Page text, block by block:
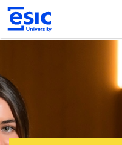
Pasar
contenido
principal